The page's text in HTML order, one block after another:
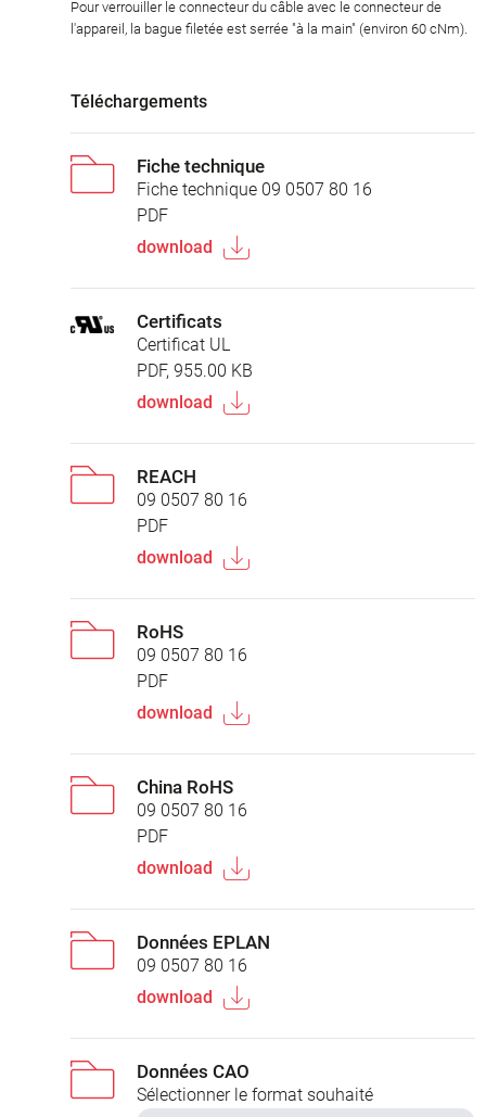
Pour verrouiller le connecteur du câble avec le connecteur de
l'appareil, la bague filetée est serrée "à la main" (environ 60 cNm).
Téléchargements
Fiche technique
Fiche technique 09 0507 80 16
PDF
download
Certificats
Certificat UL
PDF, 955.00 KB
download
REACH
09 0507 80 16
PDF
download
RoHS
09 0507 80 16
PDF
download
China RoHS
09 0507 80 16
PDF
download
Données EPLAN
09 0507 80 16
download
Données CAO
Sélectionner le format souhaité